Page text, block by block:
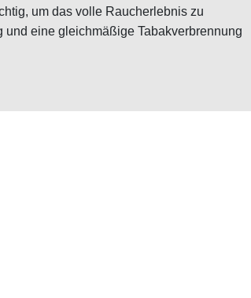
um das volle Raucherlebnis zu
eine gleichmäßige Tabakverbrennung